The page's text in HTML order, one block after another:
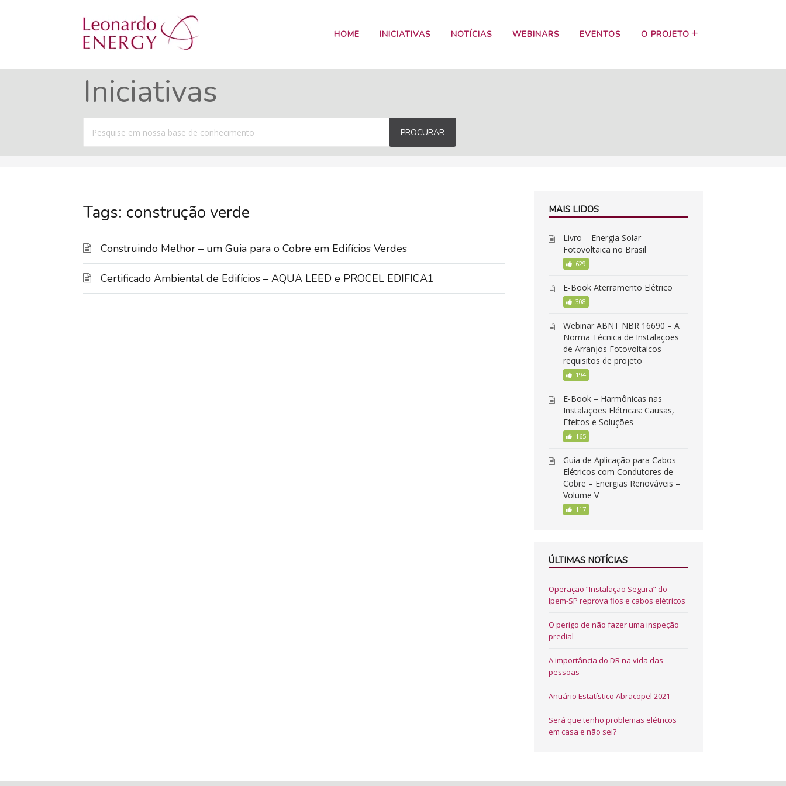
HOME INICIATIVAS NOTÍCIAS WEBINARS EVENTOS O PROJETO
Iniciativas
por
PROCURAR
Tags: construção verde
Construindo Melhor – um Guia para o Cobre em Edifícios Verdes
Certificado Ambiental de Edifícios – AQUA LEED e PROCEL EDIFICA1
MAIS LIDOS
Livro – Energia Solar
Fotovoltaica no Brasil
629
E-Book Aterramento Elétrico
308
Webinar ABNT NBR 16690 – A
Norma Técnica de Instalações
de Arranjos Fotovoltaicos –
requisitos de projeto
194
E-Book – Harmônicas nas
Instalações Elétricas: Causas,
Efeitos e Soluções
165
Guia de Aplicação para Cabos
Elétricos com Condutores de
Cobre – Energias Renováveis –
Volume V
117
ÚLTIMAS NOTÍCIAS
Operação “Instalação Segura” do
Ipem-SP reprova fios e cabos elétricos
O perigo de não fazer uma inspeção
predial
A importância do DR na vida das
pessoas
Anuário Estatístico Abracopel 2021
Será que tenho problemas elétricos
em casa e não sei?